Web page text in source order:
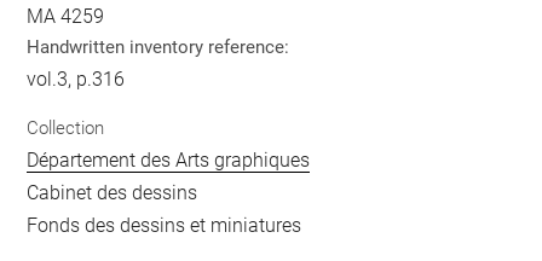
MA 4259
Handwritten inventory reference:
vol.3, p.316
Collection
Département des Arts graphiques
Cabinet des dessins
Fonds des dessins et miniatures